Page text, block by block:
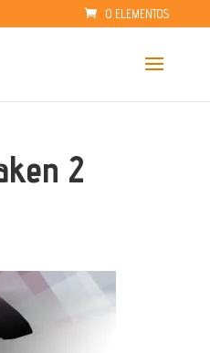
0 ELEMENTOS
2